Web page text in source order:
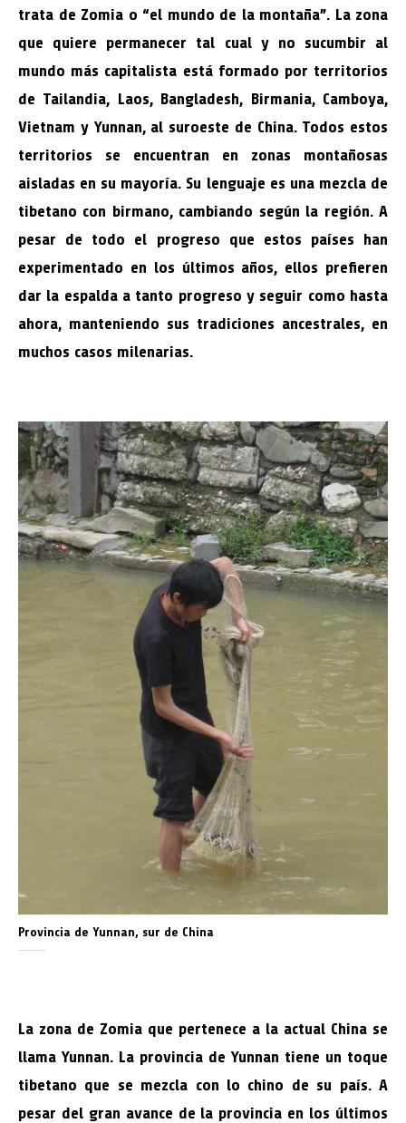
trata de Zomia o “el mundo de la montaña”. La zona
que quiere permanecer tal cual y no sucumbir al
mundo más capitalista está formado por territorios
de Tailandia, Laos, Bangladesh, Birmania, Camboya,
Vietnam y Yunnan, al suroeste de China. Todos estos
territorios se encuentran en zonas montañosas
aisladas en su mayoría. Su lenguaje es una mezcla de
tibetano con birmano, cambiando según la región. A
pesar de todo el progreso que estos países han
experimentado en los últimos años, ellos prefieren
dar la espalda a tanto progreso y seguir como hasta
ahora, manteniendo sus tradiciones ancestrales, en
muchos casos milenarias.
Provincia de Yunnan, sur de China
La zona de Zomia que pertenece a la actual China se
llama Yunnan. La provincia de Yunnan tiene un toque
tibetano que se mezcla con lo chino de su país. A
pesar del gran avance de la provincia en los últimos